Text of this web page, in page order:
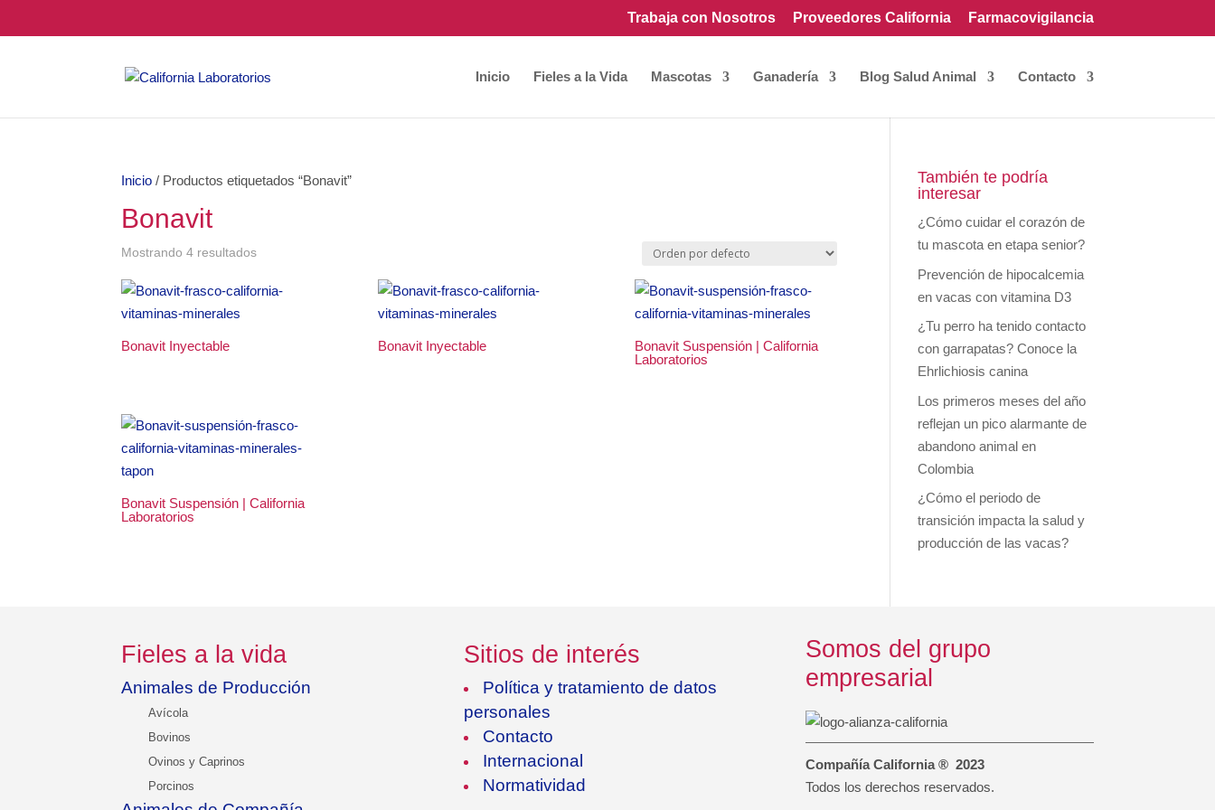
Trabaja con Nosotros Proveedores California Farmacovigilancia
Inicio Fieles a la Vida Mascotas Ganadería Blog Salud Animal Contacto
Inicio / Productos etiquetados “Bonavit”
Bonavit
Mostrando 4 resultados
Bonavit Inyectable Bonavit Inyectable
Bonavit Suspensión | California
Laboratorios
Bonavit Suspensión | California
Laboratorios
También te podría
interesar
¿Cómo cuidar el corazón de
tu mascota en etapa senior?
Prevención de hipocalcemia
en vacas con vitamina D3
¿Tu perro ha tenido contacto
con garrapatas? Conoce la
Ehrlichiosis canina
Los primeros meses del año
reflejan un pico alarmante de
abandono animal en
Colombia
¿Cómo el periodo de
transición impacta la salud y
producción de las vacas?
Fieles a la vida
Animales de Producción
Avícola
Bovinos
Ovinos y Caprinos
Porcinos
Sitios de interés
Política y tratamiento de datos
personales
Contacto
Internacional
Normatividad
Somos del grupo
empresarial
Compañía California ® 2023
Todos los derechos reservados.